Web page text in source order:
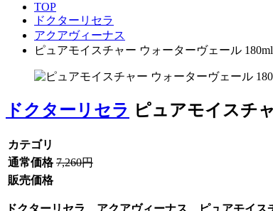
TOP
ドクターリセラ
アクアヴィーナス
ピュアモイスチャー ウォーターヴェール 180ml
ドクターリセラ ピュアモイスチ
カテゴリ
通常価格 7,260円
販売価格
ドクターリセラ アクアヴィーナス ピュアモイス